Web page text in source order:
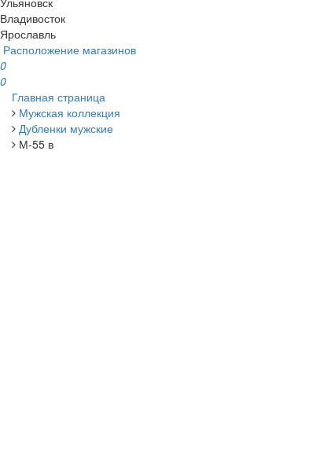
Владивосток
Ярославль
Расположение магазинов
0
0
Главная страница
Мужская коллекция
Дубленки мужские
М-55 в